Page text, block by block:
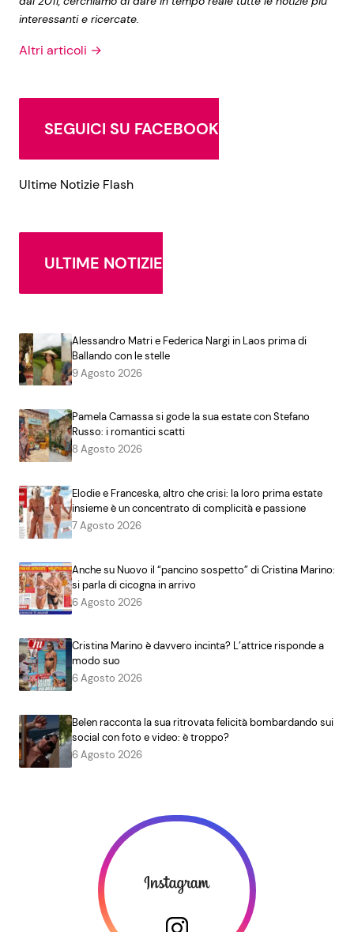
interessanti e ricercate.
Altri articoli →
SEGUICI SU FACEBOOK
Ultime Notizie Flash
ULTIME NOTIZIE
Alessandro Matri e Federica Nargi in Laos prima di
Ballando con le stelle
9 Agosto 2026
Pamela Camassa si gode la sua estate con Stefano
Russo: i romantici scatti
8 Agosto 2026
Elodie e Franceska, altro che crisi: la loro prima estate
insieme è un concentrato di complicità e passione
7 Agosto 2026
Anche su Nuovo il “pancino sospetto” di Cristina Marino:
si parla di cicogna in arrivo
6 Agosto 2026
Cristina Marino è davvero incinta? L’attrice risponde a
modo suo
6 Agosto 2026
Belen racconta la sua ritrovata felicità bombardando sui
social con foto e video: è troppo?
6 Agosto 2026